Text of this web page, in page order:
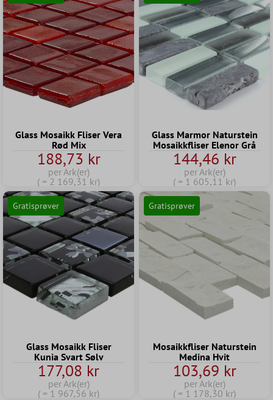
Glass Mosaikk Fliser Vera
Rød Mix
188,73 kr
per Ark(er)
( = 2 169,31 kr)
Glass Marmor Naturstein
Mosaikkfliser Elenor Grå
144,46 kr
per Ark(er)
( = 1 605,11 kr)
Gratisprøver
Glass Mosaikk Fliser
Kunia Svart Sølv
177,08 kr
per Ark(er)
( = 1 967,56 kr)
Gratisprøver
Mosaikkfliser Naturstein
Medina Hvit
103,69 kr
per Ark(er)
( = 1 178,30 kr)